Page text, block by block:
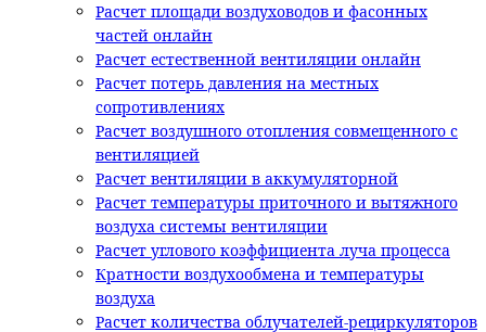
Расчет площади воздуховодов и фасонных
частей онлайн
Расчет естественной вентиляции онлайн
Расчет потерь давления на местных
сопротивлениях
Расчет воздушного отопления совмещенного с
вентиляцией
Расчет вентиляции в аккумуляторной
Расчет температуры приточного и вытяжного
воздуха системы вентиляции
Расчет углового коэффициента луча процесса
Кратности воздухообмена и температуры
воздуха
Расчет количества облучателей-рециркуляторов